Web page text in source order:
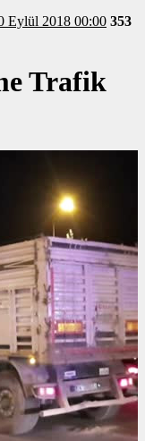
Eylül 2018 00:00 353
Trafik